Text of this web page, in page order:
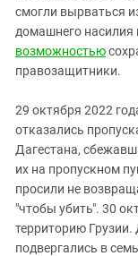
смогли вырваться
домашнего насилия
возможностью
правозащитники.
29 октября 2022
отказались
Дагестана,
их на пропускном
просили не
"чтобы убить". 30
территорию Грузии.
подвергались в